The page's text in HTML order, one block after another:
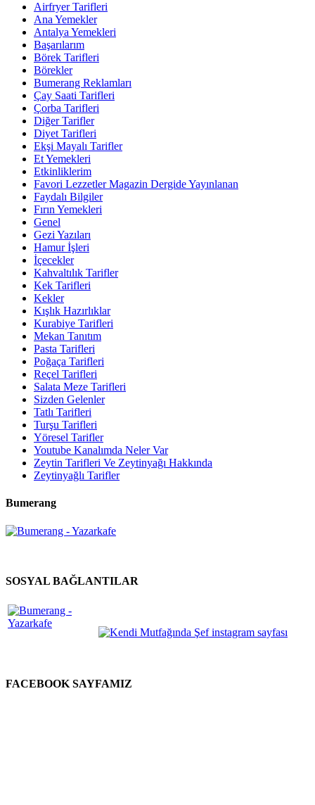
Airfryer Tarifleri
Ana Yemekler
Antalya Yemekleri
Başarılarım
Börek Tarifleri
Börekler
Bumerang Reklamları
Çay Saati Tarifleri
Çorba Tarifleri
Diğer Tarifler
Diyet Tarifleri
Ekşi Mayalı Tarifler
Et Yemekleri
Etkinliklerim
Favori Lezzetler Magazin Dergide Yayınlanan
Faydalı Bilgiler
Fırın Yemekleri
Genel
Gezi Yazıları
Hamur İşleri
İçecekler
Kahvaltılık Tarifler
Kek Tarifleri
Kekler
Kışlık Hazırlıklar
Kurabiye Tarifleri
Mekan Tanıtım
Pasta Tarifleri
Poğaça Tarifleri
Reçel Tarifleri
Salata Meze Tarifleri
Sizden Gelenler
Tatlı Tarifleri
Turşu Tarifleri
Yöresel Tarifler
Youtube Kanalımda Neler Var
Zeytin Tarifleri Ve Zeytinyağı Hakkında
Zeytinyağlı Tarifler
Bumerang
SOSYAL BAĞLANTILAR
FACEBOOK SAYFAMIZ